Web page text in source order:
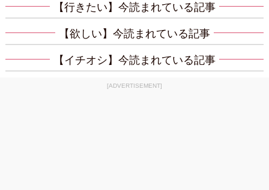
【行きたい】今読まれている記事
【欲しい】今読まれている記事
【イチオシ】今読まれている記事
[ADVERTISEMENT]